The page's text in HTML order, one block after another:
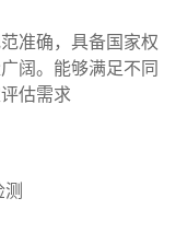
准确，具备国家权
阔。能够满足不同
估需求